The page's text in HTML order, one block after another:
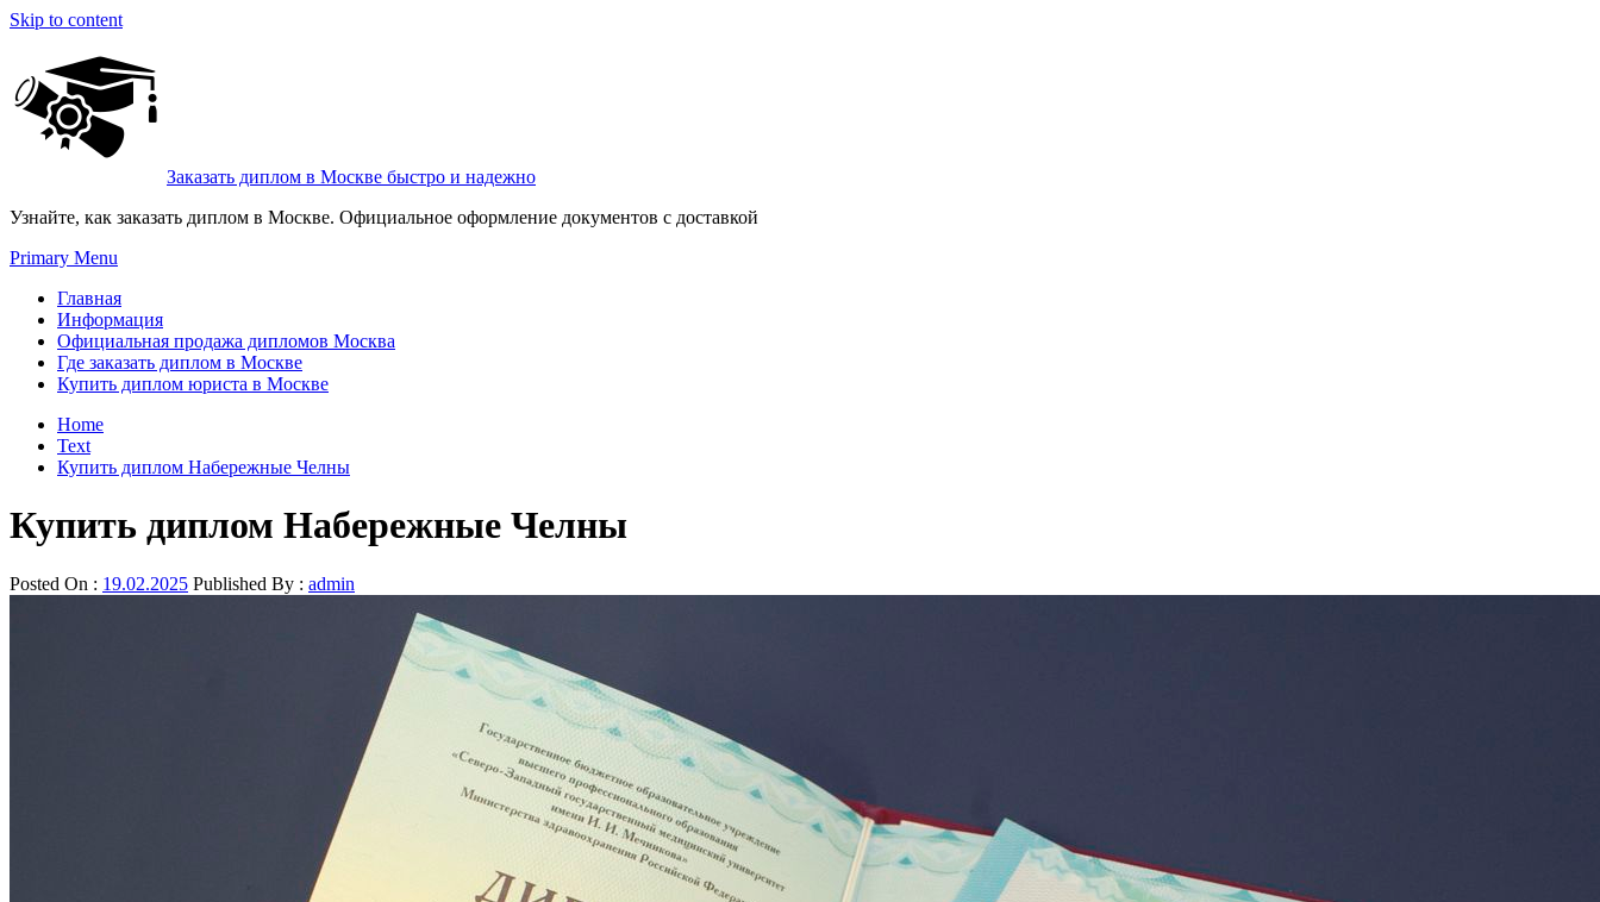
Skip to content
Заказать диплом в Москве быстро и надежно
Узнайте, как заказать диплом в Москве. Официальное оформление документов с доставкой
Primary Menu
Главная
Информация
Официальная продажа дипломов Москва
Где заказать диплом в Москве
Купить диплом юриста в Москве
Home
Text
Купить диплом Набережные Челны
Купить диплом Набережные Челны
Posted On : 19.02.2025 Published By : admin